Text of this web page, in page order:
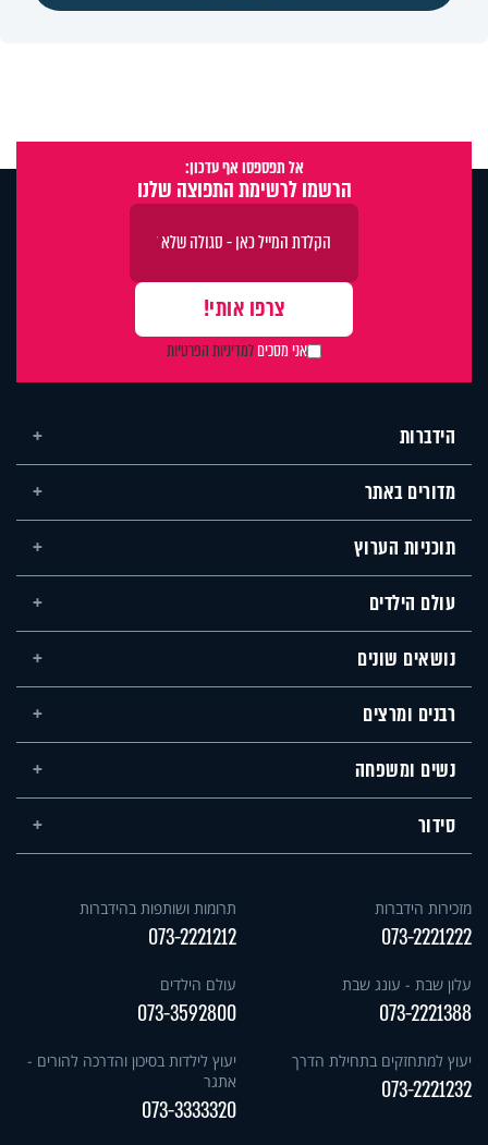
אל תפספסו אף עדכון:
הרשמו לרשימת התפוצה שלנו
אני מסכיםלמדיניות הפרטיות
הידברות
מדורים באתר
תוכניות הערוץ
עולם הילדים
נושאים שונים
רבנים ומרצים
נשים ומשפחה
סידור
מזכירות הידברות
073-2221222
תרומות ושותפות בהידברות
073-2221212
עלון שבת - עונג שבת
073-2221388
עולם הילדים
073-3592800
יעוץ למתחזקים בתחילת הדרך
073-2221232
יעוץ לילדות בסיכון והדרכה להורים -
אתגר
073-3333320